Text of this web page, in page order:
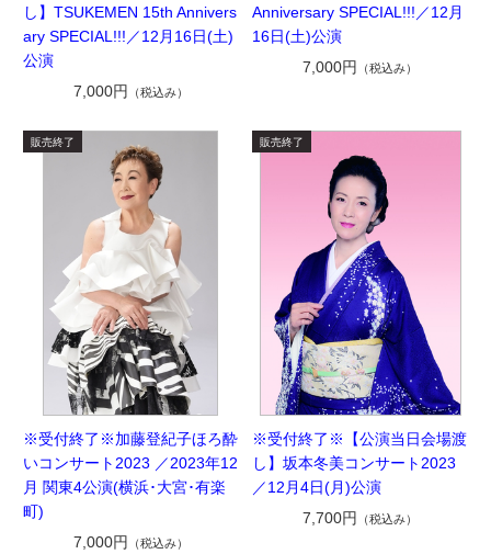
し】TSUKEMEN 15th Annivers
ary SPECIAL!!!／12月16日(土)
公演
7,000円
（税込み）
Anniversary SPECIAL!!!／12月
16日(土)公演
7,000円
（税込み）
※受付終了※加藤登紀子ほろ酔
いコンサート2023 ／2023年12
月 関東4公演(横浜･大宮･有楽
町)
7,000円
（税込み）
※受付終了※【公演当日会場渡
し】坂本冬美コンサート2023
／12月4日(月)公演
7,700円
（税込み）